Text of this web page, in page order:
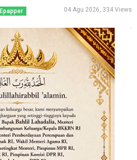
Epapper 04 Agu 2026, 334 Views